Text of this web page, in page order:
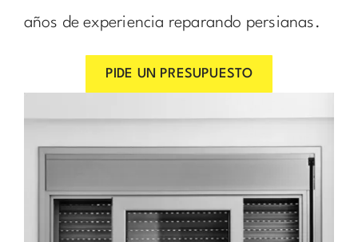
años de experiencia reparando persianas.
PIDE UN PRESUPUESTO